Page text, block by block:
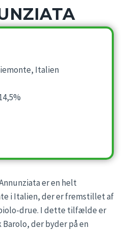
Italien
er en helt
i Italien, der er fremstillet af
drue. I dette tilfælde er
der byder på en